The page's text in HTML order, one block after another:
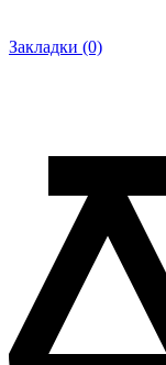
Закладки (0)